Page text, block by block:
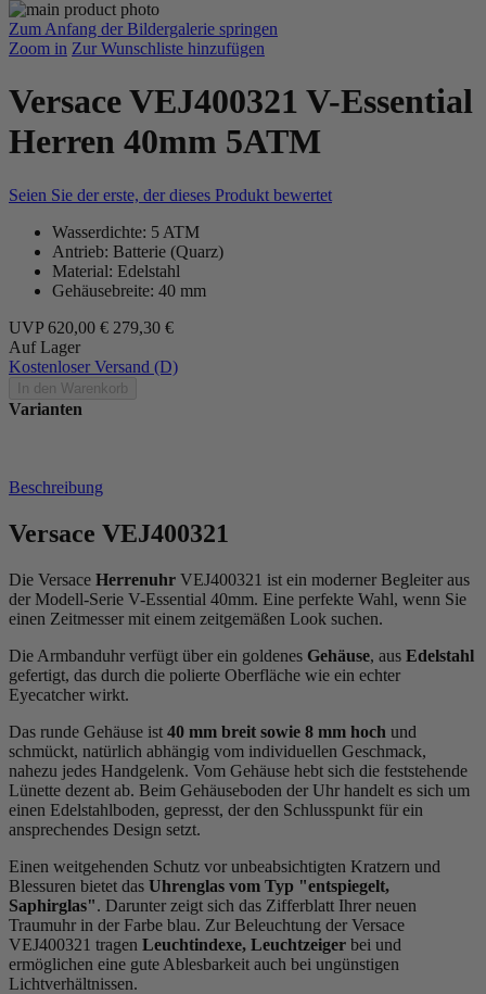
Zum Anfang der Bildergalerie springen
Zoom in Zur Wunschliste hinzufügen
Versace VEJ400321 V-Essential
Herren 40mm 5ATM
Seien Sie der erste, der dieses Produkt bewertet
Wasserdichte: 5 ATM
Antrieb: Batterie (Quarz)
Material: Edelstahl
Gehäusebreite: 40 mm
UVP 620,00 € 279,30 €
Auf Lager
Kostenloser Versand (D)
In den Warenkorb
Varianten
Beschreibung
Versace VEJ400321
Die Versace Herrenuhr VEJ400321 ist ein moderner Begleiter aus
der Modell-Serie V-Essential 40mm. Eine perfekte Wahl, wenn Sie
einen Zeitmesser mit einem zeitgemäßen Look suchen.
Die Armbanduhr verfügt über ein goldenes Gehäuse, aus Edelstahl
gefertigt, das durch die polierte Oberfläche wie ein echter
Eyecatcher wirkt.
Das runde Gehäuse ist 40 mm breit sowie 8 mm hoch und
schmückt, natürlich abhängig vom individuellen Geschmack,
nahezu jedes Handgelenk. Vom Gehäuse hebt sich die feststehende
Lünette dezent ab. Beim Gehäuseboden der Uhr handelt es sich um
einen Edelstahlboden, gepresst, der den Schlusspunkt für ein
ansprechendes Design setzt.
Einen weitgehenden Schutz vor unbeabsichtigten Kratzern und
Blessuren bietet das Uhrenglas vom Typ "entspiegelt,
Saphirglas". Darunter zeigt sich das Zifferblatt Ihrer neuen
Traumuhr in der Farbe blau. Zur Beleuchtung der Versace
VEJ400321 tragen Leuchtindexe, Leuchtzeiger bei und
ermöglichen eine gute Ablesbarkeit auch bei ungünstigen
Lichtverhältnissen.